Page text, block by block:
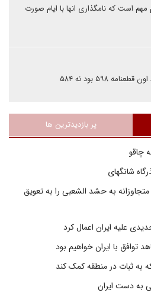
مهم است که نامگذاری انها با ایام صورت
۵۹۸ بود نه ۵۸۴‌
پر بازدیدترین ها
چاقو
شانگهای
به حشد الشعبی را به تعویق
علیه ایران اعمال کرد
با ایران خواهیم بود
به ثبات در منطقه کمک کند